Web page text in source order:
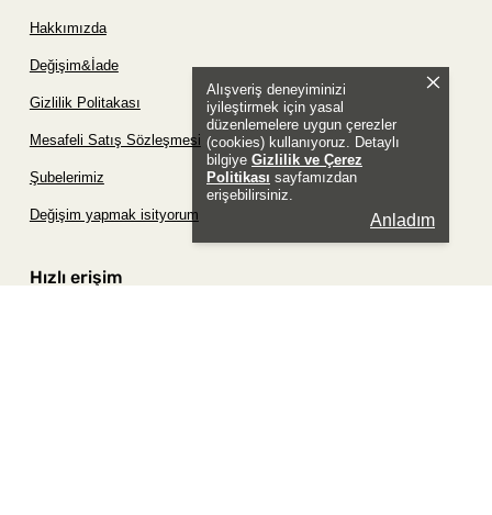
Alışveriş deneyiminizi
iyileştirmek için yasal
düzenlemelere uygun çerezler
(cookies) kullanıyoruz. Detaylı
bilgiye Gizlilik ve Çerez
Politikası sayfamızdan
erişebilirsiniz.
Anladım
Hakkımızda
Değişim&İade
Gizlilik Politakası
Mesafeli Satış Sözleşmesi
Şubelerimiz
Değişim yapmak isityorum
Hızlı erişim